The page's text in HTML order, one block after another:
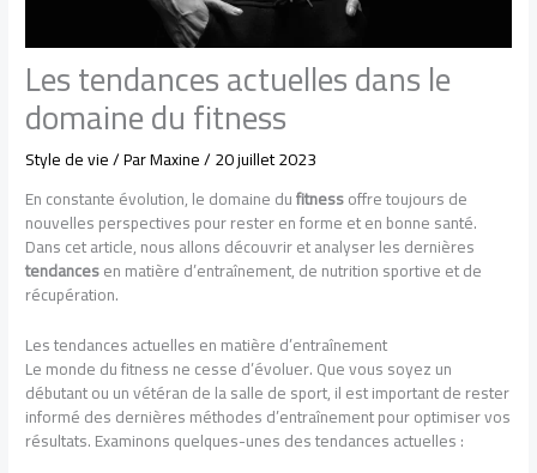
Les tendances actuelles dans le
domaine du fitness
Style de vie/ ParMaxine/20 juillet 2023
En constante évolution, le domaine dufitnessoffre toujours de
nouvelles perspectives pour rester en forme et en bonne santé.
Dans cet article, nous allons découvrir et analyser les dernières
tendancesen matière d’entraînement, de nutrition sportive et de
récupération.
Les tendances actuelles en matière d’entraînement
Le monde du fitness ne cesse d’évoluer. Que vous soyez un
débutant ou un vétéran de la salle de sport, il est important de rester
informé des dernières méthodes d’entraînement pour optimiser vos
résultats. Examinons quelques-unes des tendances actuelles :